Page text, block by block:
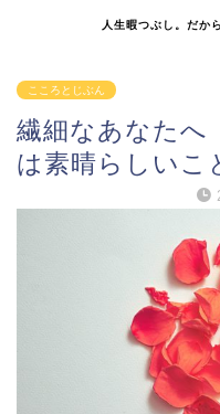
人生暇つぶし。だか
こころとじぶん
繊細なあなた
は素晴らしいこ